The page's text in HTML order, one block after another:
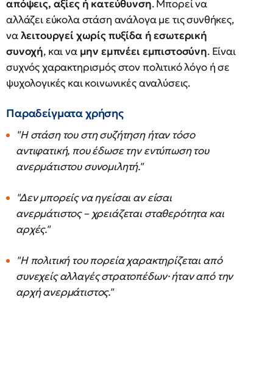
απόψεις, αξίες ή κατεύθυνση. Μπορεί να
αλλάζει εύκολα στάση ανάλογα με τις συνθήκες,
ναλειτουργεί χωρίς πυξίδα ή εσωτερική
συνοχή, και να μην εμπνέει εμπιστοσύνη. Είναι
συχνός χαρακτηρισμός στον πολιτικό λόγο ή σε
ψυχολογικές και κοινωνικές αναλύσεις.
Παραδείγματα χρήσης
"Η στάση του στη συζήτηση ήταν τόσο
αντιφατική, που έδωσε την εντύπωση του
ανερμάτιστου συνομιλητή."
"Δεν μπορείς να ηγείσαι αν είσαι
ανερμάτιστος – χρειάζεται σταθερότητα και
αρχές."
"Η πολιτική του πορεία χαρακτηρίζεται από
συνεχείς αλλαγές στρατοπέδων· ήταν από την
αρχή ανερμάτιστος."